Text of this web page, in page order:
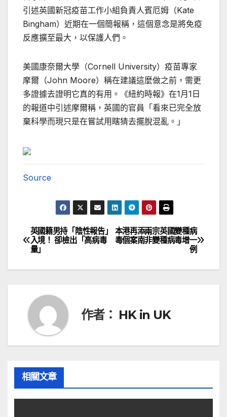
引述英國新冠疫苗工作小組負責人賓厄姆（Kate
Bingham）近期在一個簡報稱，這個意念是將免疫
反應擴至最大，以保護人們。
美國康奈爾大學（Cornell University）疫苗專家
摩爾（John Moore）稱在建議這麼做之前，需更
多證據去證明它真的有用。《紐約時報》在1月1日
的報道中引述摩爾稱，英國的官員「看來已完全放
棄科學而現只是在嘗試用瞎猜去擺脫混亂。」
Source
文
章
覽
本港再添兩宗英國變種病
毒個案南非變種病毒增一
例
英國籍男持「陰性報告」
入境！ 卻檢出「高病毒
量」
作者： HK in UK
相關文章